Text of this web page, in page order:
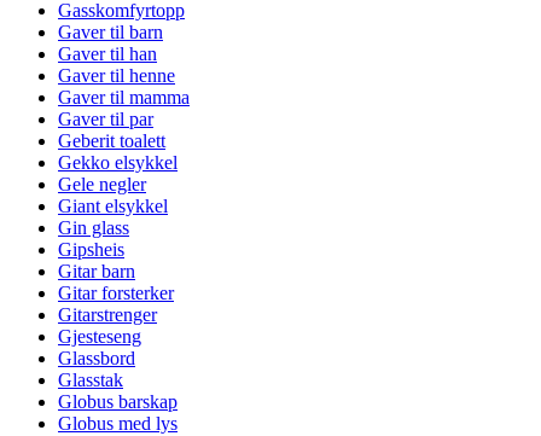
Gasskomfyrtopp
Gaver til barn
Gaver til han
Gaver til henne
Gaver til mamma
Gaver til par
Geberit toalett
Gekko elsykkel
Gele negler
Giant elsykkel
Gin glass
Gipsheis
Gitar barn
Gitar forsterker
Gitarstrenger
Gjesteseng
Glassbord
Glasstak
Globus barskap
Globus med lys